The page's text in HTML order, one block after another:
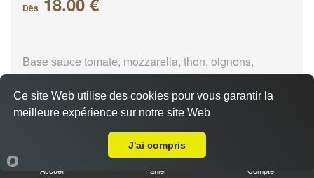
Dès
Base sauce tomate, mozzarella, thon, oignons,
poivrons, olives
Pizza napolitaine méga
Accueil Panier Compte
Ce site Web utilise des cookies pour vous garantir la
meilleure expérience sur notre site Web
J'ai compris